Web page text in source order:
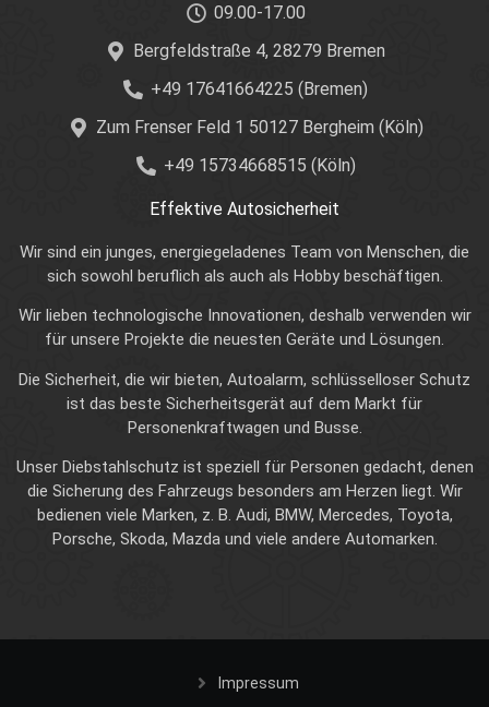
09.00-17.00
Bergfeldstraße 4, 28279 Bremen
+49 17641664225 (Bremen)
Zum Frenser Feld 1 50127 Bergheim (Köln)
+49 15734668515 (Köln)
Effektive Autosicherheit
Wir sind ein junges, energiegeladenes Team von Menschen, die
sich sowohl beruflich als auch als Hobby beschäftigen.
Wir lieben technologische Innovationen, deshalb verwenden wir
für unsere Projekte die neuesten Geräte und Lösungen.
Die Sicherheit, die wir bieten, Autoalarm, schlüsselloser Schutz
ist das beste Sicherheitsgerät auf dem Markt für
Personenkraftwagen und Busse.
Unser Diebstahlschutz ist speziell für Personen gedacht, denen
die Sicherung des Fahrzeugs besonders am Herzen liegt. Wir
bedienen viele Marken, z. B. Audi, BMW, Mercedes, Toyota,
Porsche, Skoda, Mazda und viele andere Automarken.
Impressum